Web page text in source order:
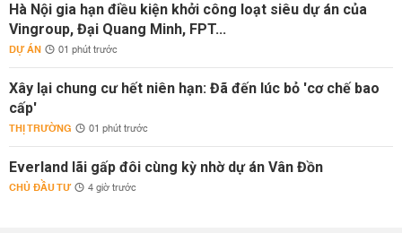
Hà Nội gia hạn điều kiện khởi công loạt siêu dự án của
Vingroup, Đại Quang Minh, FPT...
DỰ ÁN 01 phút trước
Xây lại chung cư hết niên hạn: Đã đến lúc bỏ 'cơ chế bao
cấp'
THỊ TRƯỜNG 01 phút trước
Everland lãi gấp đôi cùng kỳ nhờ dự án Vân Đồn
CHỦ ĐẦU TƯ 4 giờ trước